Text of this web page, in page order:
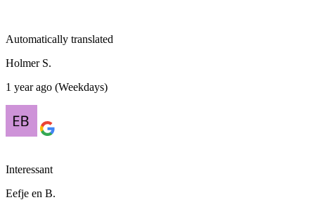
Automatically translated
Holmer S.
1 year ago (Weekdays)
Interessant
Eefje en B.